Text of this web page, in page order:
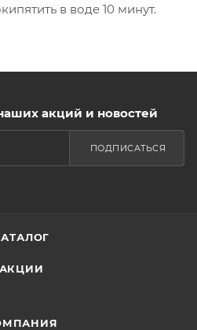
в воде 10 минут.
акций и новостей
ПОДПИСАТЬСЯ
АКЦИИ